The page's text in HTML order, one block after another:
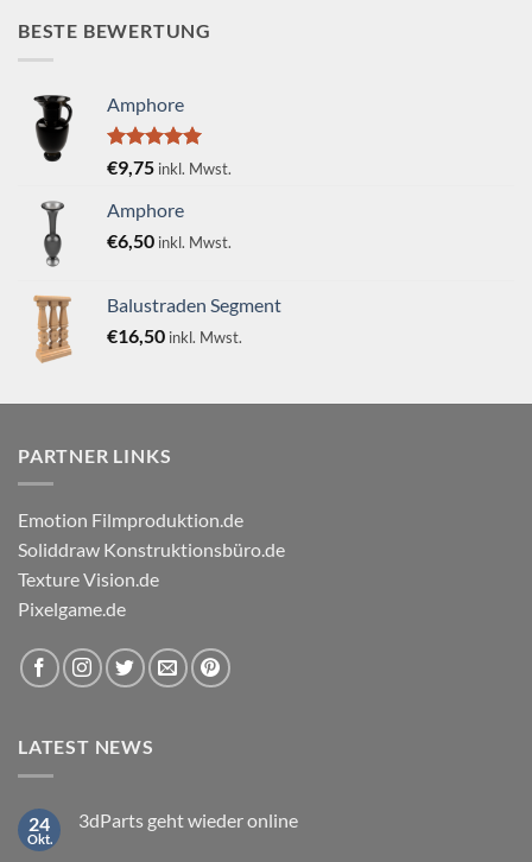
BESTE BEWERTUNG
Amphore
Bewertet
mit
von 5
€9,75 inkl. Mwst.
Amphore
€6,50 inkl. Mwst.
Balustraden Segment
€16,50 inkl. Mwst.
PARTNER LINKS
Emotion Filmproduktion.de
Soliddraw Konstruktionsbüro.de
Texture Vision.de
Pixelgame.de
LATEST NEWS
24
Okt.
3dParts geht wieder online